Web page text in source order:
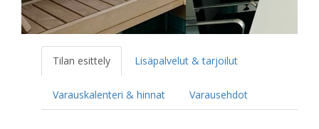
Tilan esittely Lisäpalvelut & tarjoilut
Varauskalenteri & hinnat Varausehdot